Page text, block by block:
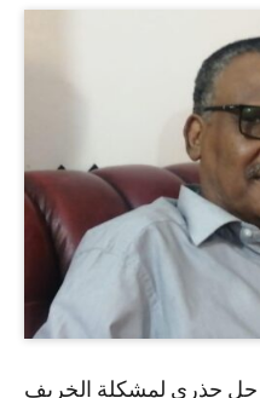
حل جذري لمشكلة الخريف